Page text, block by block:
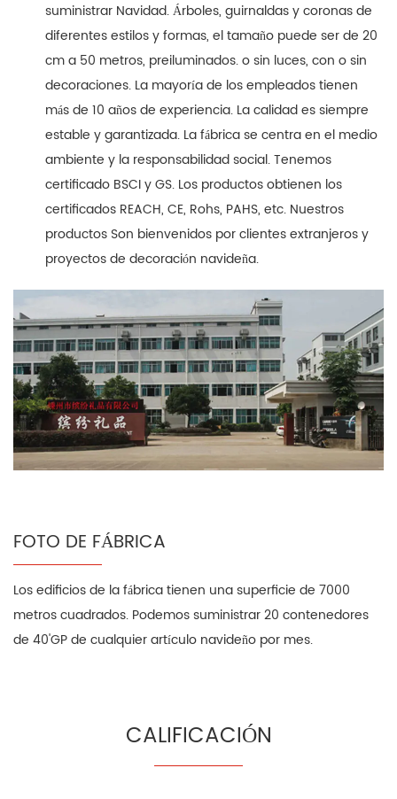
suministrar Navidad. Árboles, guirnaldas y coronas de
diferentes estilos y formas, el tamaño puede ser de 20
cm a 50 metros, preiluminados. o sin luces, con o sin
decoraciones. La mayoría de los empleados tienen
más de 10 años de experiencia. La calidad es siempre
estable y garantizada. La fábrica se centra en el medio
ambiente y la responsabilidad social. Tenemos
certificado BSCI y GS. Los productos obtienen los
certificados REACH, CE, Rohs, PAHS, etc. Nuestros
productos Son bienvenidos por clientes extranjeros y
proyectos de decoración navideña.
FOTO DE FÁBRICA
Los edificios de la fábrica tienen una superficie de 7000
metros cuadrados. Podemos suministrar 20 contenedores
de 40'GP de cualquier artículo navideño por mes.
CALIFICACIÓN